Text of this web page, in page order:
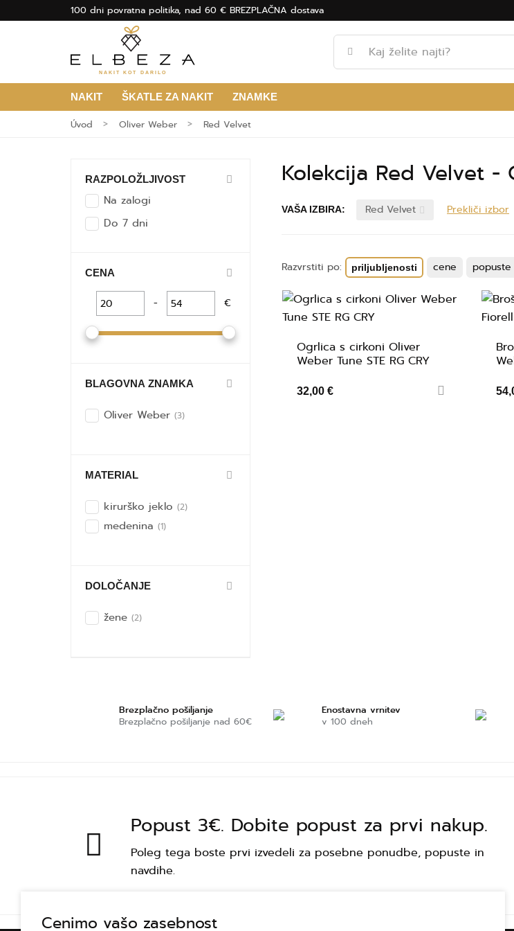
100 dni povratna politika, nad 60 € BREZPLAČNA dostava
NAKIT KOT DARILO
NAKIT ŠKATLE ZA NAKIT ZNAMKE
Úvod Oliver Weber Red Velvet
RAZPOLOŽLJIVOST
Na zalogi
Do 7 dni
CENA
- €
BLAGOVNA ZNAMKA
Oliver Weber (3)
MATERIAL
kirurško jeklo (2)
medenina (1)
DOLOČANJE
žene (2)
Kolekcija Red Velvet -
VAŠA IZBIRA: Red Velvet Prekliči izbor
Razvrstiti po: priljubljenosti cene popuste
Ogrlica s cirkoni Oliver
Weber Tune STE RG CRY
32,00 €
Brezplačno pošiljanje
Brezplačno pošiljanje nad 60€
Enostavna vrnitev
v 100 dneh
Popust 3€. Dobite popust za prvi nakup.
Poleg tega boste prvi izvedeli za posebne ponudbe, popuste in
navdihe.
Cenimo vašo zasebnost